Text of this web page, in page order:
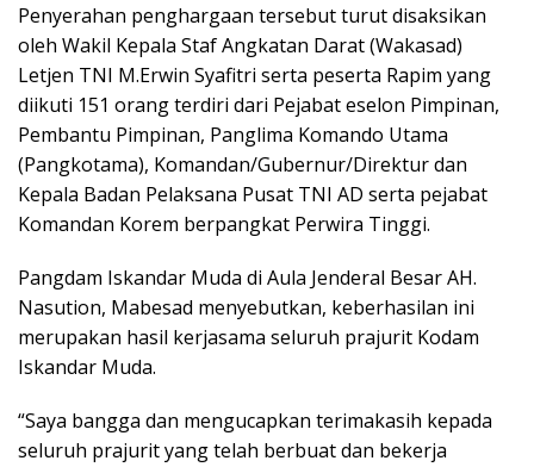
Penyerahan penghargaan tersebut turut disaksikan
oleh Wakil Kepala Staf Angkatan Darat (Wakasad)
Letjen TNI M.Erwin Syafitri serta peserta Rapim yang
diikuti 151 orang terdiri dari Pejabat eselon Pimpinan,
Pembantu Pimpinan, Panglima Komando Utama
(Pangkotama), Komandan/Gubernur/Direktur dan
Kepala Badan Pelaksana Pusat TNI AD serta pejabat
Komandan Korem berpangkat Perwira Tinggi.
Pangdam Iskandar Muda di Aula Jenderal Besar AH.
Nasution, Mabesad menyebutkan, keberhasilan ini
merupakan hasil kerjasama seluruh prajurit Kodam
Iskandar Muda.
“Saya bangga dan mengucapkan terimakasih kepada
seluruh prajurit yang telah berbuat dan bekerja